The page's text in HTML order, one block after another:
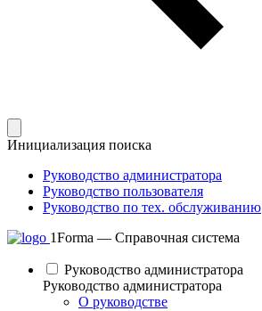
Инициализация поиска
Руководство администратора
Руководство пользователя
Руководство по тех. обслуживанию
1Forma — Справочная система
Руководство администратора
Руководство администратора
О руководстве